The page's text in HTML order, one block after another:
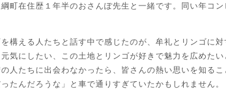
町在住歴１年半のおさんぽ先生と一緒です。同い年コン
構える人たちと話す中で感じたのが、牟礼とリンゴに対
気にしたい、この土地とリンゴが好きで魅力を広めたい
人たちに出会わなかったら、皆さんの熱い思いを知るこ
たんだろうな」と車で通りすぎていたかもしれません。